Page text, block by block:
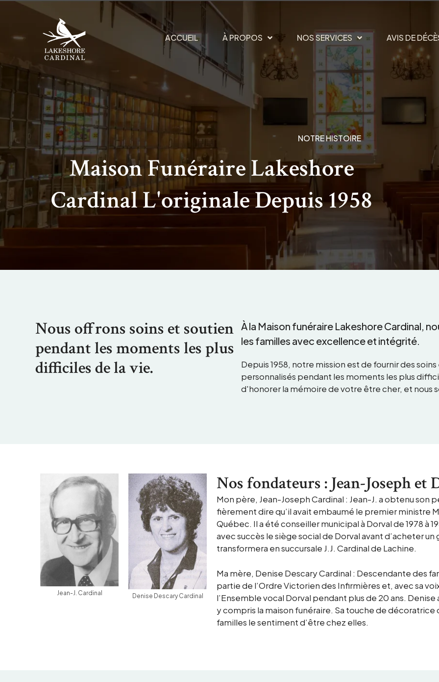
ACCUEIL À PROPOS NOS SERVICES AVIS DE
NOTRE HISTOIRE
Maison Funéraire Lakeshore
Cardinal L'originale Depuis 1958
Nous offrons soins et soutien
pendant les moments les plus
difficiles de la vie.
À la Maison funéraire Lakeshore Cardinal,
les familles avec excellence et intégrité.
Depuis 1958, notre mission est de fournir des
personnalisés pendant les moments les plus
d'honorer la mémoire de votre être cher, et nous
Jean-J. Cardinal Denise Descary Cardinal
Nos fondateurs : Jean-Joseph et
Mon père, Jean-Joseph Cardinal : Jean-J. a obtenu son
fièrement dire qu’il avait embaumé le premier ministre
Québec. Il a été conseiller municipal à Dorval de 1978 à
avec succès le siège social de Dorval avant d’acheter un
transformera en succursale J.J. Cardinal de Lachine.
Ma mère, Denise Descary Cardinal : Descendante des
partie de l’Ordre Victorien des Infirmières et, avec sa
l’Ensemble vocal Dorval pendant plus de 20 ans.
y compris la maison funéraire. Sa touche de
familles le sentiment d’être chez elles.